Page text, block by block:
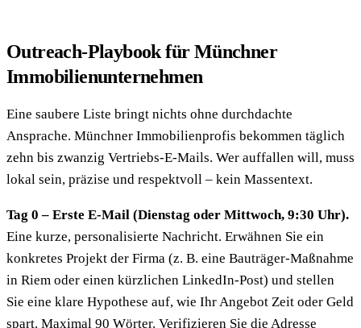
Outreach-Playbook für Münchner
Immobilienunternehmen
Eine saubere Liste bringt nichts ohne durchdachte
Ansprache. Münchner Immobilienprofis bekommen täglich
zehn bis zwanzig Vertriebs-E-Mails. Wer auffallen will, muss
lokal sein, präzise und respektvoll – kein Massentext.
Tag 0 – Erste E-Mail (Dienstag oder Mittwoch, 9:30 Uhr).
Eine kurze, personalisierte Nachricht. Erwähnen Sie ein
konkretes Projekt der Firma (z. B. eine Bauträger-Maßnahme
in Riem oder einen kürzlichen LinkedIn-Post) und stellen
Sie eine klare Hypothese auf, wie Ihr Angebot Zeit oder Geld
spart. Maximal 90 Wörter. Verifizieren Sie die Adresse